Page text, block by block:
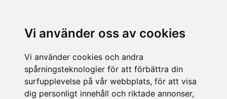
Vi använder oss av cookies
Vi använder cookies och andra
spårningsteknologier för att förbättra din
surfupplevelse på vår webbplats, för att visa
dig personligt innehåll och riktade annonser,